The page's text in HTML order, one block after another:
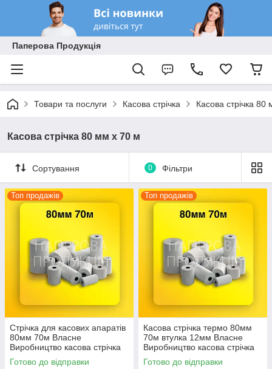
Паперова Продукція
Товари та послуги Касова стрічка Касова стрічка
Касова стрічка 80 мм х 70 м
Сортування 0 Фільтри
Топ продажів
Стрічка для касових апаратів
80мм 70м Власне
Виробництво касова стрічка
чекова стрічка
Готово до відправки
Топ продажів
Касова стрічка термо 80мм
70м втулка 12мм Власне
Виробництво касова стрічка
Готово до відправки